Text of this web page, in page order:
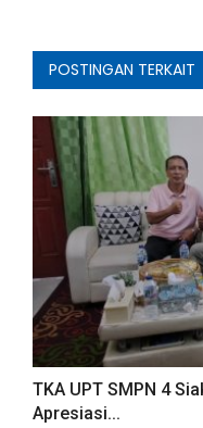
POSTINGAN TERKAIT
TKA UPT SMPN 4
Apresiasi...